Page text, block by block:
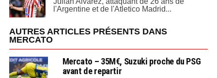
l'Argentine et de l'Atletico Madrid...
AUTRES ARTICLES PRÉSENTS DANS
MERCATO
Mercato – 35M€, Suzuki proche du PSG
avant de repartir